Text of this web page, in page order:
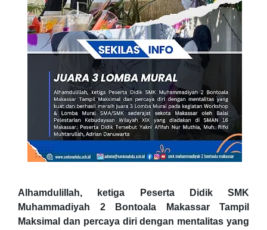
Alhamdulillah, ketiga Peserta Didik SMK
Muhammadiyah 2 Bontoala Makassar Tampil
Maksimal dan percaya diri dengan mentalitas yang